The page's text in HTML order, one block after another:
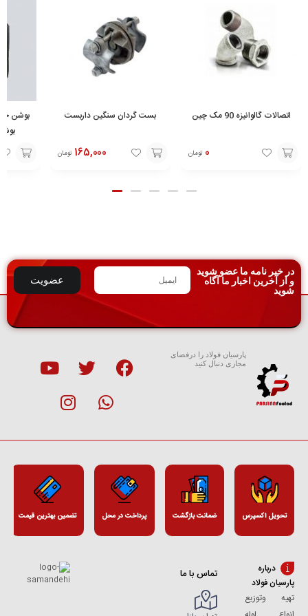
اتصالات گالوانیزه 90 مک چین
0 تومان
بست گردان سنگین داربست
165,000 تومان
به
عضویت
در خبر نامه ما عضو شوید
و از آخرین اخبار ما آگاه
شوید
پارسیان فولاد را درفضای
مجازی دنبال کنید
تحویل اکسپرس ضمانت بازگشت پرداخت در محل تضمین بهترین قیمت
درباره
پارسیان فولاد
تهیه وتوزیع
تماس با ما